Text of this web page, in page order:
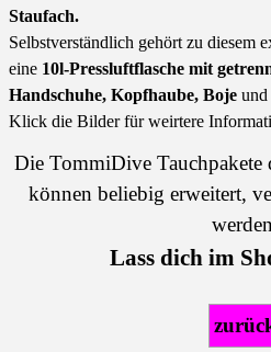
Staufach.
Selbstverständlich gehört zu diesem
eine 10l-Pressluftflasche mit
Handschuhe, Kopfhaube, Boje und
Klick die Bilder für weirtere
Die TommiDive Tauchpakete
können beliebig erweitert,
Lass dich im